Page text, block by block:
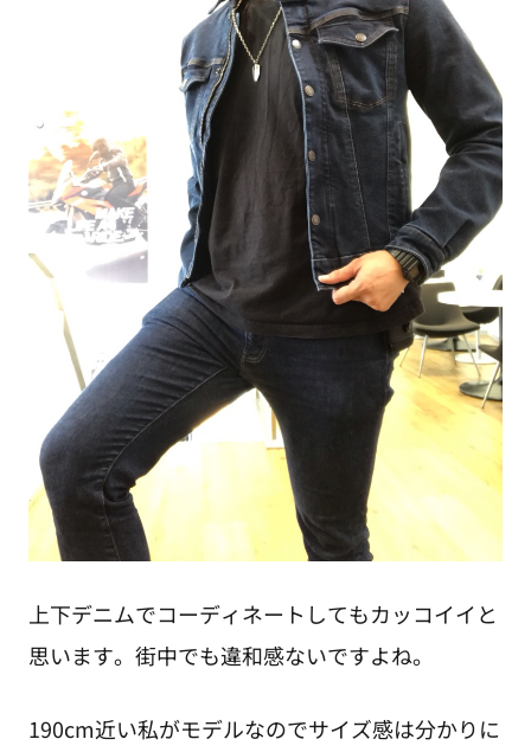
上下デニムでコーディネートしてもカッコイイと
思います。街中でも違和感ないですよね。
190cm近い私がモデルなのでサイズ感は分かりに